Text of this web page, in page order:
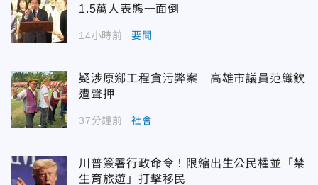
1.5萬人表態一面倒
14小時前 要聞
疑涉原鄉工程貪污弊案 高雄市議員范織欽
遭聲押
37分鐘前 社會
川普簽署行政命令！限縮出生公民權並「禁
生育旅遊」打擊移民